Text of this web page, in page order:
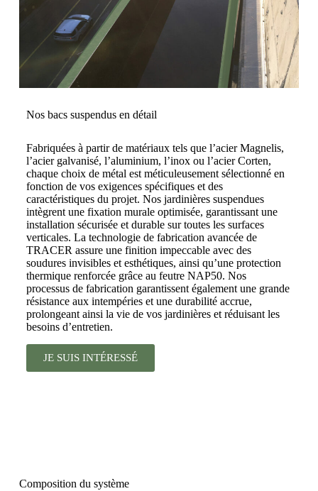
Nos bacs suspendus en détail
Fabriquées à partir de matériaux tels que l’acier Magnelis,
l’acier galvanisé, l’aluminium, l’inox ou l’acier Corten,
chaque choix de métal est méticuleusement sélectionné en
fonction de vos exigences spécifiques et des
caractéristiques du projet. Nos jardinières suspendues
intègrent une fixation murale optimisée, garantissant une
installation sécurisée et durable sur toutes les surfaces
verticales. La technologie de fabrication avancée de
TRACER assure une finition impeccable avec des
soudures invisibles et esthétiques, ainsi qu’une protection
thermique renforcée grâce au feutre NAP50. Nos
processus de fabrication garantissent également une grande
résistance aux intempéries et une durabilité accrue,
prolongeant ainsi la vie de vos jardinières et réduisant les
besoins d’entretien.
JE SUIS INTÉRESSÉ
Composition du système